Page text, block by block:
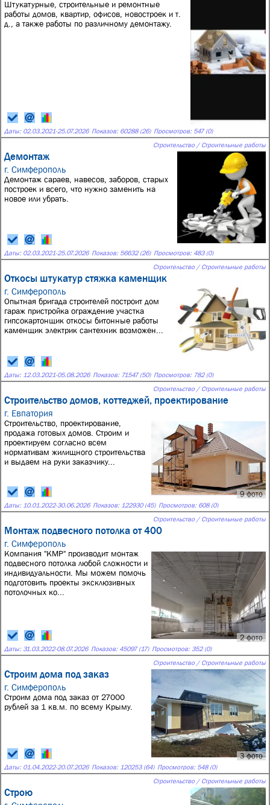
Штукатурные, строительные и ремонтные
работы домов, квартир, офисов, новостроек и т.
д., а также работы по различному демонтажу.
Даты: 02.03.2021-25.07.2026 Показов: 60288 (26) Просмотров: 547 (0)
Строительство / Строительные работы
Демонтаж
г. Симферополь
Демонтаж сараев, навесов, заборов, старых
построек и всего, что нужно заменить на
новое или убрать.
Даты: 02.03.2021-25.07.2026 Показов: 56632 (26) Просмотров: 483 (0)
Строительство / Строительные работы
Откосы штукатур стяжка каменщик
г. Симферополь
Опытная бригада строителей построит дом
гараж пристройка ограждение участка
гипсокартонщик откосы битонные работы
каменщик электрик сантехник возможен...
Даты: 12.03.2021-05.08.2026 Показов: 71547 (50) Просмотров: 782 (0)
Строительство / Строительные работы
Стро­итель­ство до­мов, кот­теджей, про­ек­ти­рова­ние
г. Евпатория
9 фото
Строительство, проектирование,
продажа готовых домов. Строим и
проектируем согласно всем
нормативам жилищного строительства
и выдаем на руки заказчику...
Даты: 10.01.2022-30.06.2026 Показов: 122930 (45) Просмотров: 608 (0)
Строительство / Строительные работы
Монтаж подвесного потолка от 400
г. Симферополь
2 фото
Компания "КМР" производит монтаж
подвесного потолка любой сложности и
индивидуальности. Мы можем помочь
подготовить проекты эксклюзивных
потолочных ко...
Даты: 31.03.2022-08.07.2026 Показов: 45097 (17) Просмотров: 352 (0)
Строительство / Строительные работы
Строим дома под заказ
г. Симферополь
3 фото
Строим дома под заказ от 27000
рублей за 1 кв.м. по всему Крыму.
Даты: 01.04.2022-20.07.2026 Показов: 120253 (64) Просмотров: 548 (0)
Строительство / Строительные работы
Строю